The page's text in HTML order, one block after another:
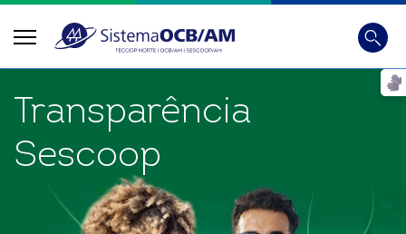
Busca
Transparência
Sescoop